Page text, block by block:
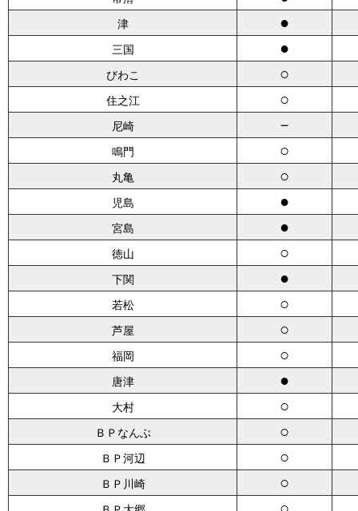
津 ●
三国 ●
びわこ ○
住之江 ○
尼崎 －
鳴門 ○
丸亀 ○
児島 ●
宮島 ●
徳山 ○
下関 ●
若松 ○
芦屋 ○
福岡 ○
唐津 ●
大村 ○
ＢＰなんぶ ○
ＢＰ河辺 ○
ＢＰ川崎 ○